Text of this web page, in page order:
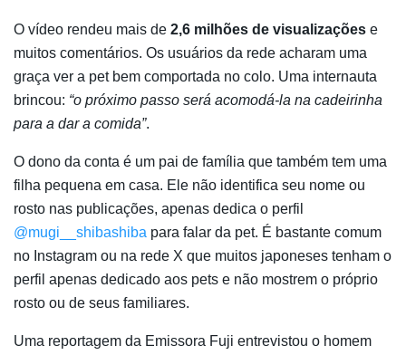
O vídeo rendeu mais de 2,6 milhões de visualizações e
muitos comentários. Os usuários da rede acharam uma
graça ver a pet bem comportada no colo. Uma internauta
brincou: “o próximo passo será acomodá-la na cadeirinha
para a dar a comida”.
O dono da conta é um pai de família que também tem uma
filha pequena em casa. Ele não identifica seu nome ou
rosto nas publicações, apenas dedica o perfil
@mugi__shibashiba para falar da pet. É bastante comum
no Instagram ou na rede X que muitos japoneses tenham o
perfil apenas dedicado aos pets e não mostrem o próprio
rosto ou de seus familiares.
Uma reportagem da Emissora Fuji entrevistou o homem